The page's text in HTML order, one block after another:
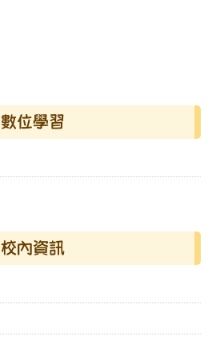
數位學習
校內資訊